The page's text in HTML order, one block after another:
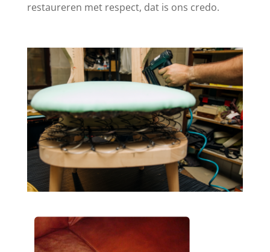
restaureren met respect, dat is ons credo.